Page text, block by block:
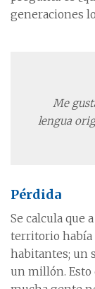
generaciones
Me
lengua
Pérdida
Se calcula que
territorio había
habitantes; un
un millón. Esto